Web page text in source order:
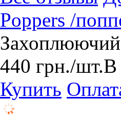
Poppers /
440 грн./шт.В
Купить